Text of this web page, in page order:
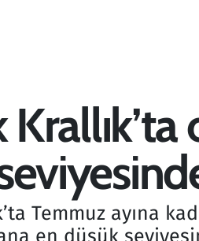
Temmuz ayına
en düşük